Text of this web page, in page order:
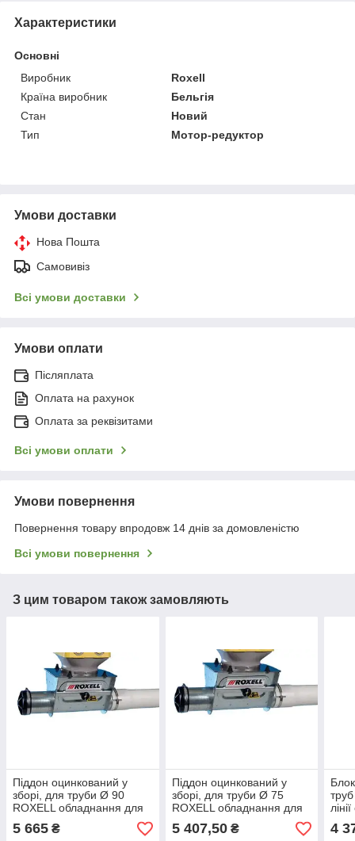
Характеристики
Основні
Виробник
Roxell
Країна виробник
Бельгія
Стан
Новий
Тип
Мотор-редуктор
Умови доставки
Нова Пошта
Самовивіз
Всі умови доставки
Умови оплати
Післяплата
Оплата на рахунок
Оплата за реквізитами
Всі умови оплати
Умови повернення
Повернення товару впродовж 14 днів за домовленістю
Всі умови повернення
З цим товаром також замовляють
Піддон оцинкований у
зборі, для труби Ø 90
ROXELL обладнання для
годування птиці, набір
5 665 ₴
Піддон оцинкований у
зборі, для труби Ø 75
ROXELL обладнання для
годування птиці, набір
5 407,50₴ 4